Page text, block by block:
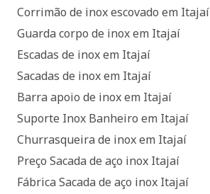
Corrimão de inox escovado em Itajaí
Guarda corpo de inox em Itajaí
Escadas de inox em Itajaí
Sacadas de inox em Itajaí
Barra apoio de inox em Itajaí
Suporte Inox Banheiro em Itajaí
Churrasqueira de inox em Itajaí
Preço Sacada de aço inox Itajaí
Fábrica Sacada de aço inox Itajaí